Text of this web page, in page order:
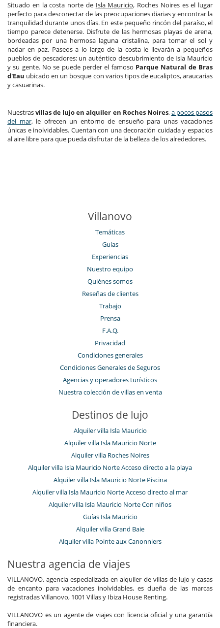
Situado en la costa norte de Isla Mauricio, Roches Noires es el lugar
perfecto para desconectar de las preocupaciones diarias y encontrar la
tranquilidad durante unos días. En este pequeño rincón del paraíso, el
tiempo parece detenerse. Disfrute de las hermosas playas de arena,
bordeadas por una hermosa laguna cristalina, para tomar el sol y
nadar en paz. Paseos a lo largo de la costa le llevarán a pequeños
pueblos de pescadores: un auténtico descubrimiento de Isla Mauricio
y su gente. No se puede perder el famoso Parque Natural de Bras
d'Eau ubicado en un bosque con varios tipos de eucaliptos, araucarias
y casuarinas.
Nuestrasvillas de lujo en alquiler en Roches Noires,a pocos pasos
del mar, le ofrecen un entorno de ensueño para unas vacaciones
únicas e inolvidables. Cuentan con una decoración cuidada y espacios
al aire libre para que pueda disfrutar de la belleza de los alrededores.
Villanovo
Temáticas
Guías
Experiencias
Nuestro equipo
Quiénes somos
Reseñas de clientes
Trabajo
Prensa
F.A.Q.
Privacidad
Condiciones generales
Condiciones Generales de Seguros
Agencias y operadores turísticos
Nuestra colección de villas en venta
Destinos de lujo
Alquiler villa Isla Mauricio
Alquiler villa Isla Mauricio Norte
Alquiler villa Roches Noires
Alquiler villa Isla Mauricio Norte Acceso directo a la playa
Alquiler villa Isla Mauricio Norte Piscina
Alquiler villa Isla Mauricio Norte Acceso directo al mar
Alquiler villa Isla Mauricio Norte Con niños
Guías Isla Mauricio
Alquiler villa Grand Baie
Alquiler villa Pointe aux Canonniers
Nuestra agencia de viajes
VILLANOVO, agencia especializada en alquiler de villas de lujo y casas
de encanto para vacaciones inolvidables, es dueña de las marcas
registradas Villanovo, 1001 Villas y Ibiza House Renting.
VILLANOVO es un agente de viajes con licencia oficial y una garantía
financiera.